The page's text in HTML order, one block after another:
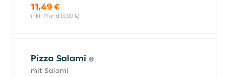
11,49 €
inkl. Pfand (0,00 €)
Pizza Salami
mit Salami